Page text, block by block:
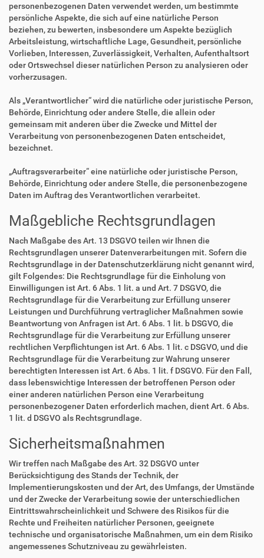
personenbezogenen Daten verwendet werden, um bestimmte
persönliche Aspekte, die sich auf eine natürliche Person
beziehen, zu bewerten, insbesondere um Aspekte bezüglich
Arbeitsleistung, wirtschaftliche Lage, Gesundheit, persönliche
Vorlieben, Interessen, Zuverlässigkeit, Verhalten, Aufenthaltsort
oder Ortswechsel dieser natürlichen Person zu analysieren oder
vorherzusagen.
Als „Verantwortlicher“ wird die natürliche oder juristische Person,
Behörde, Einrichtung oder andere Stelle, die allein oder
gemeinsam mit anderen über die Zwecke und Mittel der
Verarbeitung von personenbezogenen Daten entscheidet,
bezeichnet.
„Auftragsverarbeiter“ eine natürliche oder juristische Person,
Behörde, Einrichtung oder andere Stelle, die personenbezogene
Daten im Auftrag des Verantwortlichen verarbeitet.
Maßgebliche Rechtsgrundlagen
Nach Maßgabe des Art. 13 DSGVO teilen wir Ihnen die
Rechtsgrundlagen unserer Datenverarbeitungen mit. Sofern die
Rechtsgrundlage in der Datenschutzerklärung nicht genannt wird,
gilt Folgendes: Die Rechtsgrundlage für die Einholung von
Einwilligungen ist Art. 6 Abs. 1 lit. a und Art. 7 DSGVO, die
Rechtsgrundlage für die Verarbeitung zur Erfüllung unserer
Leistungen und Durchführung vertraglicher Maßnahmen sowie
Beantwortung von Anfragen ist Art. 6 Abs. 1 lit. b DSGVO, die
Rechtsgrundlage für die Verarbeitung zur Erfüllung unserer
rechtlichen Verpflichtungen ist Art. 6 Abs. 1 lit. c DSGVO, und die
Rechtsgrundlage für die Verarbeitung zur Wahrung unserer
berechtigten Interessen ist Art. 6 Abs. 1 lit. f DSGVO. Für den Fall,
dass lebenswichtige Interessen der betroffenen Person oder
einer anderen natürlichen Person eine Verarbeitung
personenbezogener Daten erforderlich machen, dient Art. 6 Abs.
1 lit. d DSGVO als Rechtsgrundlage.
Sicherheitsmaßnahmen
Wir treffen nach Maßgabe des Art. 32 DSGVO unter
Berücksichtigung des Stands der Technik, der
Implementierungskosten und der Art, des Umfangs, der Umstände
und der Zwecke der Verarbeitung sowie der unterschiedlichen
Eintrittswahrscheinlichkeit und Schwere des Risikos für die
Rechte und Freiheiten natürlicher Personen, geeignete
technische und organisatorische Maßnahmen, um ein dem Risiko
angemessenes Schutzniveau zu gewährleisten.